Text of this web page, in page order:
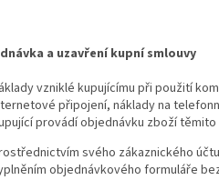
a uzavření kupní smlouvy
vzniklé kupujícímu při použití
připojení, náklady na
provádí objednávku zboží
svého zákaznického
objednávkového formuláře